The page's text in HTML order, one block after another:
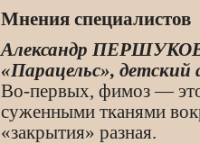
Мнения специалистов
Александр ПЕРШУКОВ
«Парацельс», детский
Во-первых, фимоз —
суженными тканями
«закрытия» разная.